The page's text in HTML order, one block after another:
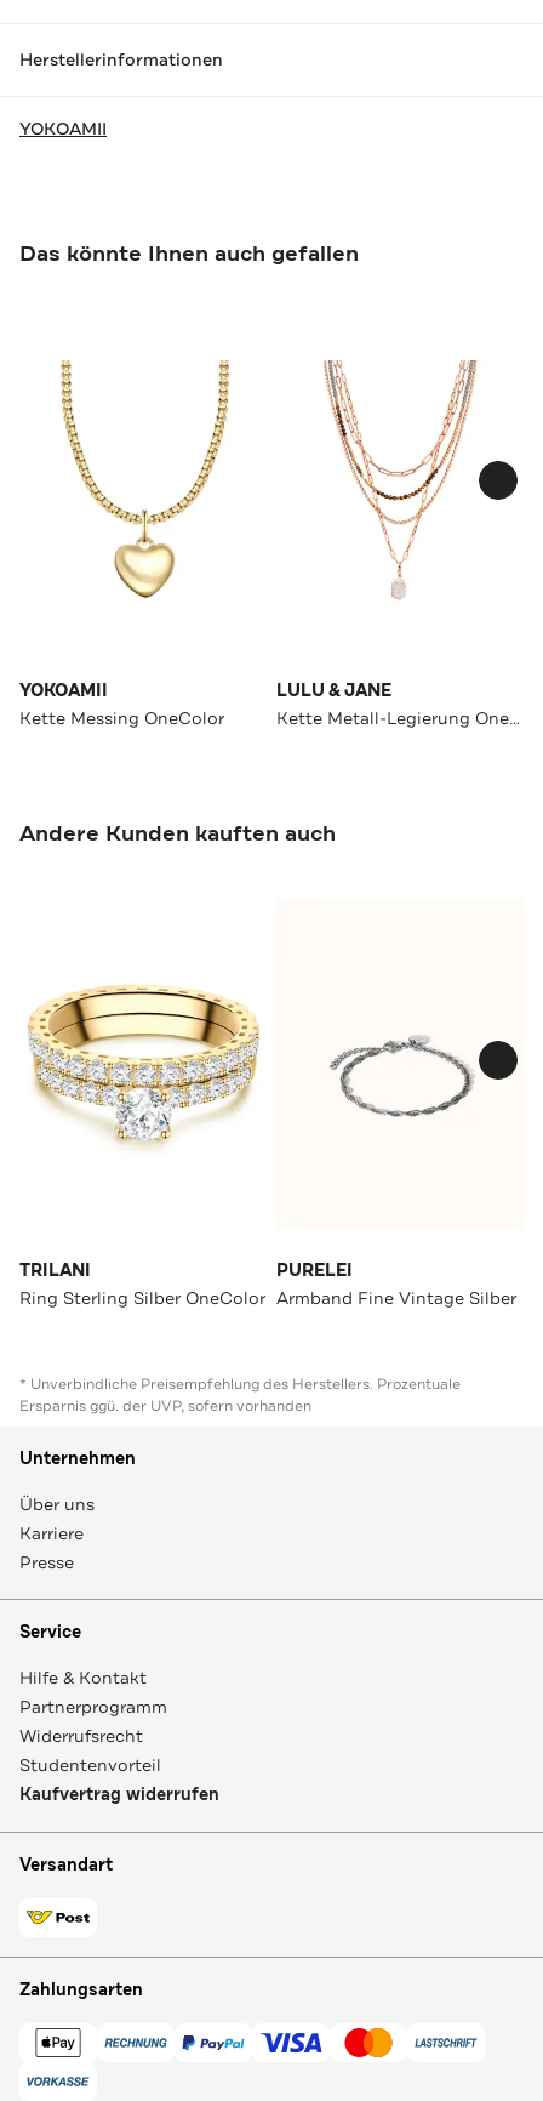
Herstellerinformationen
YOKOAMII
Das könnte Ihnen auch gefallen
YOKOAMII
Kette Messing OneColor
LULU & JANE
Kette Metall-Legierung OneColor
Andere Kunden kauften auch
TRILANI
Ring Sterling Silber OneColor
PURELEI
Armband Fine Vintage Silber
* Unverbindliche Preisempfehlung des Herstellers. Prozentuale
Ersparnis ggü. der UVP, sofern vorhanden
Unternehmen
Über uns
Karriere
Presse
Service
Hilfe & Kontakt
Partnerprogramm
Widerrufsrecht
Studentenvorteil
Kaufvertrag widerrufen
Versandart
Zahlungsarten